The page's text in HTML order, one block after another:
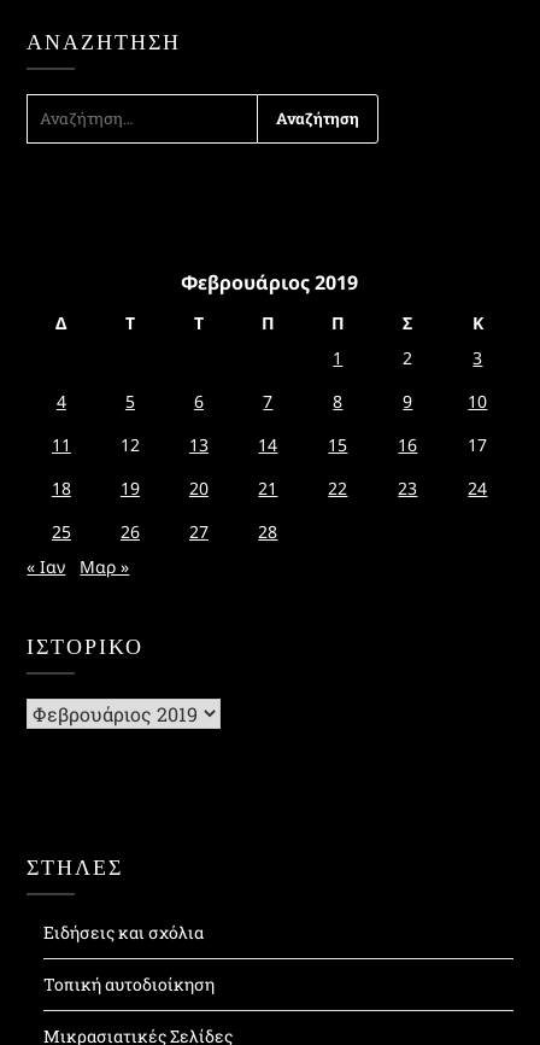
ΑΝΑΖΉΤΗΣΗ
ΑΝΑΖΉΤΗΣΗ
ΓΙΑ:
Φεβρουάριος 2019
Δ Τ Τ Π Π Σ
Κ
1
2
3
4
5 6 7 8 9
10
11
12 13 14 15 16
17
18
19 20 21 22 23
24
25
26 27
28
« Ιαν
Μαρ »
ΙΣΤΟΡΙΚΌ
Ιστορικό
ΣΤΗΛΕΣ
Ειδήσεις και σχόλια
Τοπική αυτοδιοίκηση
Μικρασιατικές Σελίδες